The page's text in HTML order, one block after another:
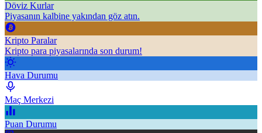
Döviz Kurlar
Piyasanın kalbine yakından göz atın.
Kripto Paralar
Kripto para piyasalarında son durum!
Hava Durumu
Maç Merkezi
Puan Durumu